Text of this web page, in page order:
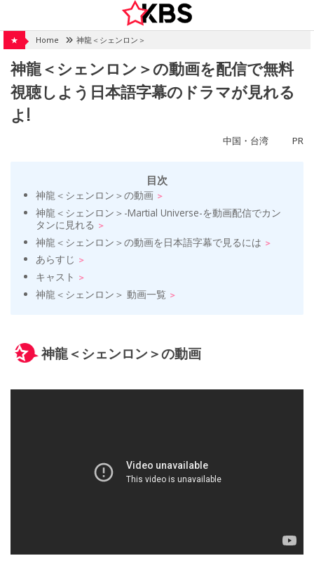
content
★ Home 神龍＜シェンロン＞
神龍＜シェンロン＞の動画を配信で無料
視聴しよう日本語字幕のドラマが見れる
よ!
中国・台湾 PR
目次
神龍＜シェンロン＞の動画
神龍＜シェンロン＞-Martial Universe-を動画配信でカン
タンに見れる
神龍＜シェンロン＞の動画を日本語字幕で見るには
あらすじ
キャスト
神龍＜シェンロン＞ 動画一覧
神龍＜シェンロン＞の動画